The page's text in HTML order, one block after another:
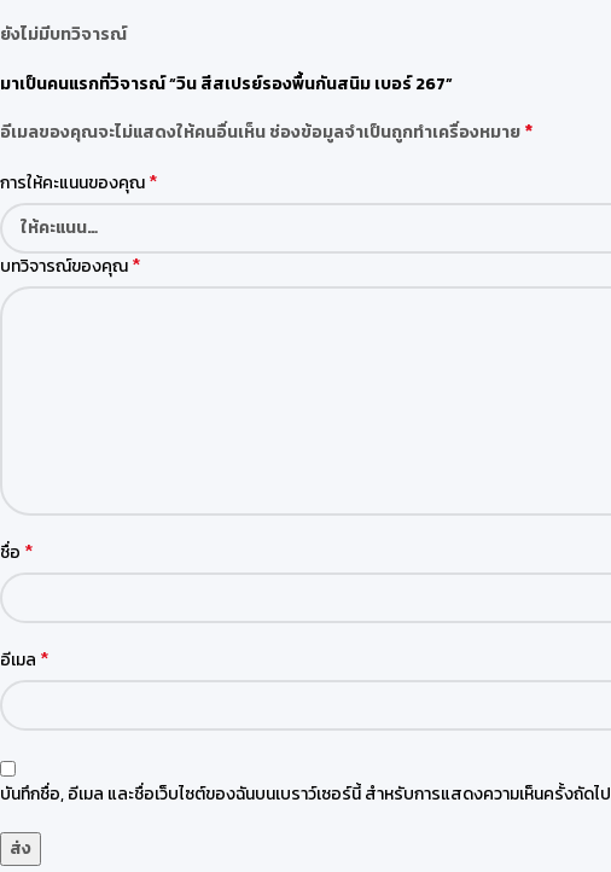
ยังไม่มีบทวิจารณ์
มาเป็นคนแรกที่วิจารณ์ “วิน สีสเปรย์รองพื้นกันสนิม เบอร์ 267”
อีเมลของคุณจะไม่แสดงให้คนอื่นเห็นช่องข้อมูลจำเป็นถูกทำเครื่องหมาย*
การให้คะแนนของคุณ*
บทวิจารณ์ของคุณ*
ชื่อ *
อีเมล *
บันทึกชื่อ, อีเมล และชื่อเว็บไซต์ของฉันบนเบราว์เซอร์นี้ สำหรับการแสดงความเห็นครั้งถัดไป